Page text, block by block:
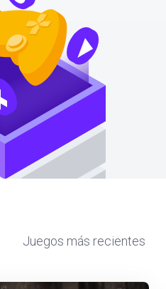
Juegos más recientes